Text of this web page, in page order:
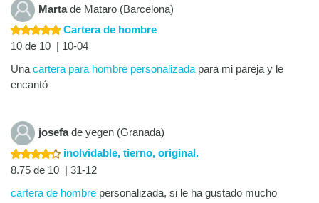
Martade Mataro (Barcelona)
Cartera de hombre
10 de 10 | 10-04
Unacartera para hombre personalizadapara mi pareja y le
encantó
josefade yegen (Granada)
inolvidable, tierno, original.
8.75 de 10 | 31-12
cartera de hombre personalizada, si le ha gustado mucho